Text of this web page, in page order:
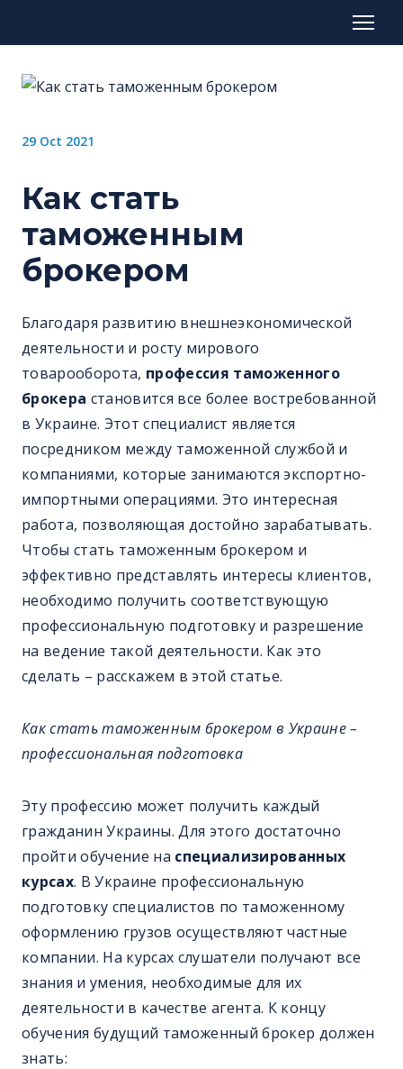
29 Oct 2021
Как стать
таможенным
брокером
Благодаря развитию внешнеэкономической
деятельности и росту мирового
товарооборота, профессия таможенного
брокера становится все более востребованной
в Украине. Этот специалист является
посредником между таможенной службой и
компаниями, которые занимаются экспортно-
импортными операциями. Это интересная
работа, позволяющая достойно зарабатывать.
Чтобы стать таможенным брокером и
эффективно представлять интересы клиентов,
необходимо получить соответствующую
профессиональную подготовку и разрешение
на ведение такой деятельности. Как это
сделать – расскажем в этой статье.
Как стать таможенным брокером в Украине –
профессиональная подготовка
Эту профессию может получить каждый
гражданин Украины. Для этого достаточно
пройти обучение на специализированных
курсах. В Украине профессиональную
подготовку специалистов по таможенному
оформлению грузов осуществляют частные
компании. На курсах слушатели получают все
знания и умения, необходимые для их
деятельности в качестве агента. К концу
обучения будущий таможенный брокер должен
знать: